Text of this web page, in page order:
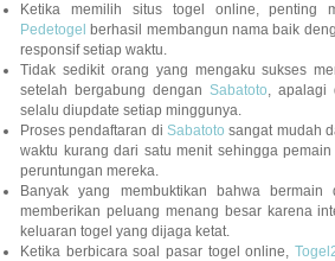
Ketika memilih situs togel online, penting
Pedetogel berhasil membangun nama baik
responsif setiap waktu.
Tidak sedikit orang yang mengaku sukses
setelah bergabung dengan Sabatoto, apalagi
selalu diupdate setiap minggunya.
Proses pendaftaran di Sabatoto sangat mudah
waktu kurang dari satu menit sehingga
peruntungan mereka.
Banyak yang membuktikan bahwa bermain
memberikan peluang menang besar karena
keluaran togel yang dijaga ketat.
Ketika berbicara soal pasar togel online,